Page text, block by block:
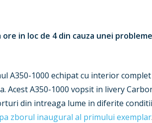
in loc de 4 din cauza unei
A350-1000 echipat cu interior
Acest A350-1000 vopsit in livery
din intreaga lume in diferite
zborul inaugural al primului exemplar